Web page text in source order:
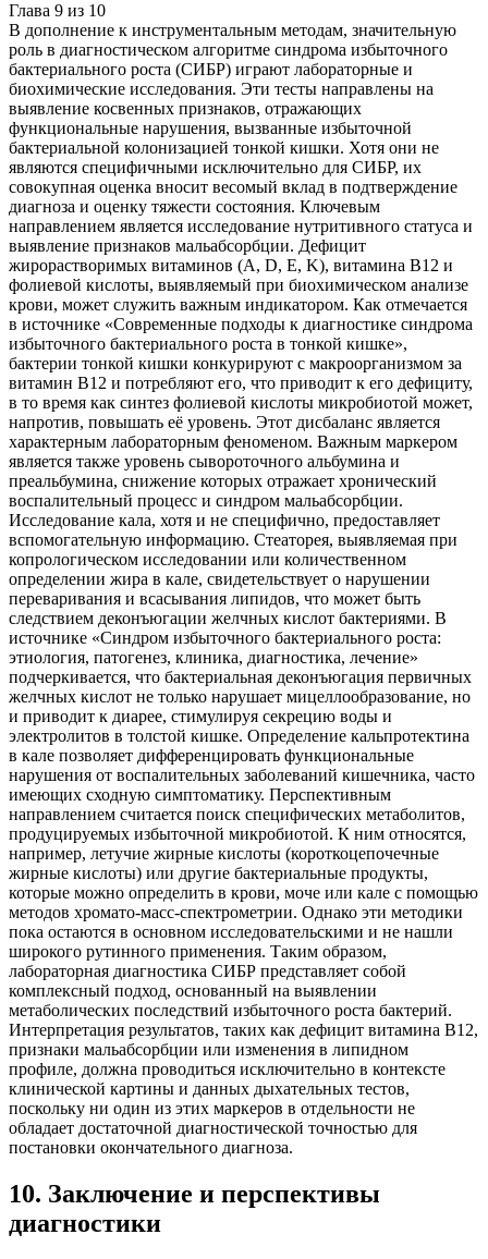
Глава 9 из 10
В дополнение к инструментальным методам, значительную
роль в диагностическом алгоритме синдрома избыточного
бактериального роста (СИБР) играют лабораторные и
биохимические исследования. Эти тесты направлены на
выявление косвенных признаков, отражающих
функциональные нарушения, вызванные избыточной
бактериальной колонизацией тонкой кишки. Хотя они не
являются специфичными исключительно для СИБР, их
совокупная оценка вносит весомый вклад в подтверждение
диагноза и оценку тяжести состояния. Ключевым
направлением является исследование нутритивного статуса и
выявление признаков мальабсорбции. Дефицит
жирорастворимых витаминов (A, D, E, K), витамина B12 и
фолиевой кислоты, выявляемый при биохимическом анализе
крови, может служить важным индикатором. Как отмечается
в источнике «Современные подходы к диагностике синдрома
избыточного бактериального роста в тонкой кишке»,
бактерии тонкой кишки конкурируют с макроорганизмом за
витамин B12 и потребляют его, что приводит к его дефициту,
в то время как синтез фолиевой кислоты микробиотой может,
напротив, повышать её уровень. Этот дисбаланс является
характерным лабораторным феноменом. Важным маркером
является также уровень сывороточного альбумина и
преальбумина, снижение которых отражает хронический
воспалительный процесс и синдром мальабсорбции.
Исследование кала, хотя и не специфично, предоставляет
вспомогательную информацию. Стеаторея, выявляемая при
копрологическом исследовании или количественном
определении жира в кале, свидетельствует о нарушении
переваривания и всасывания липидов, что может быть
следствием деконъюгации желчных кислот бактериями. В
источнике «Синдром избыточного бактериального роста:
этиология, патогенез, клиника, диагностика, лечение»
подчеркивается, что бактериальная деконъюгация первичных
желчных кислот не только нарушает мицеллообразование, но
и приводит к диарее, стимулируя секрецию воды и
электролитов в толстой кишке. Определение кальпротектина
в кале позволяет дифференцировать функциональные
нарушения от воспалительных заболеваний кишечника, часто
имеющих сходную симптоматику. Перспективным
направлением считается поиск специфических метаболитов,
продуцируемых избыточной микробиотой. К ним относятся,
например, летучие жирные кислоты (короткоцепочечные
жирные кислоты) или другие бактериальные продукты,
которые можно определить в крови, моче или кале с помощью
методов хромато-масс-спектрометрии. Однако эти методики
пока остаются в основном исследовательскими и не нашли
широкого рутинного применения. Таким образом,
лабораторная диагностика СИБР представляет собой
комплексный подход, основанный на выявлении
метаболических последствий избыточного роста бактерий.
Интерпретация результатов, таких как дефицит витамина B12,
признаки мальабсорбции или изменения в липидном
профиле, должна проводиться исключительно в контексте
клинической картины и данных дыхательных тестов,
поскольку ни один из этих маркеров в отдельности не
обладает достаточной диагностической точностью для
постановки окончательного диагноза.
10. Заключение и перспективы
диагностики